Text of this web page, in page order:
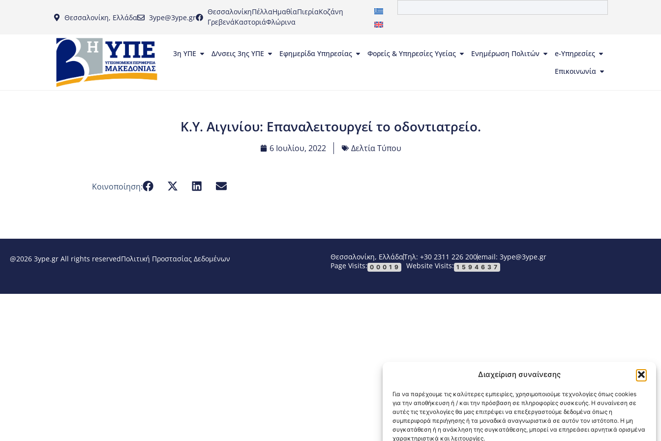
Διαχείριση συναίνεσης
Για να παρέχουμε τις καλύτερες εμπειρίες, χρησιμοποιούμε τεχνολογίες όπως cookies
για την αποθήκευση ή / και την πρόσβαση σε πληροφορίες συσκευής. Η συναίνεση σε
αυτές τις τεχνολογίες θα μας επιτρέψει να επεξεργαστούμε δεδομένα όπως η
συμπεριφορά περιήγησης ή τα μοναδικά αναγνωριστικά σε αυτόν τον ιστότοπο. Η μη
συγκατάθεση ή η ανάκληση της συγκατάθεσης, μπορεί να επηρεάσει αρνητικά ορισμένα
χαρακτηριστικά και λειτουργίες.
Θεσσαλονίκη, Ελλάδα 3ype@3ype.gr
ΘεσσαλονίκηΠέλλαΗμαθίαΠιερίαΚοζάνη
ΓρεβενάΚαστοριάΦλώρινα
3η ΥΠΕ Δ/νσεις 3ης ΥΠΕ Εφημερίδα Υπηρεσίας Φορείς & Υπηρεσίες Υγείας Ενημέρωση Πολιτών
e-Υπηρεσίες
Επικοινωνία
Κ.Υ. Αιγινίου: Επαναλειτουργεί το οδοντιατρείο.
6 Ιουλίου, 2022 Δελτία Τύπου
Κοινοποίηση:
@2026 3ype.gr All rights reservedΠολιτική Προστασίας Δεδομένων Θεσσαλονίκη, ΕλλάδαΤηλ: +30 2311 226 200email: 3ype@3ype.gr
Page Visits: 00019 Website Visits: 1594637